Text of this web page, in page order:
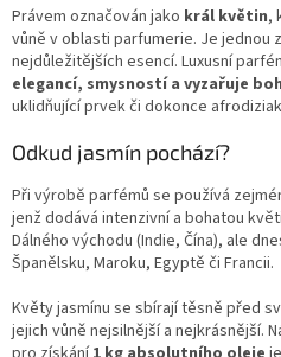
Právem označován jako král květin,
vůně v oblasti parfumerie. Je jednou
nejdůležitějších esencí. Luxusní
elegancí, smysností a vyzařuje
uklidňující prvek či dokonce
Odkud jasmín pochází?
Při výrobě parfémů se používá
jenž dodává intenzivní a bohatou
Dálného východu (Indie, Čína), ale
Španělsku, Maroku, Egyptě či Francii.
Květy jasmínu se sbírají těsně před
jejich vůně nejsilnější a nejkrásnější.